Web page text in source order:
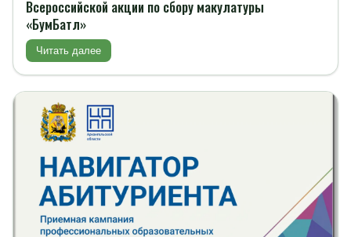
Всероссийской акции по сбору макулатуры
«БумБатл»
Читать далее